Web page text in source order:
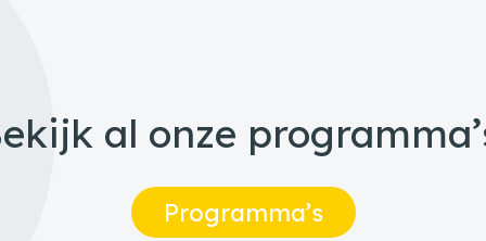
al onze
Programma’s